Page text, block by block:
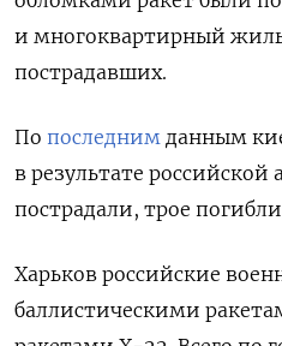
и многоквартирный
пострадавших.
По последним данным
в результате российской
пострадали, трое
Харьков российские
баллистическими